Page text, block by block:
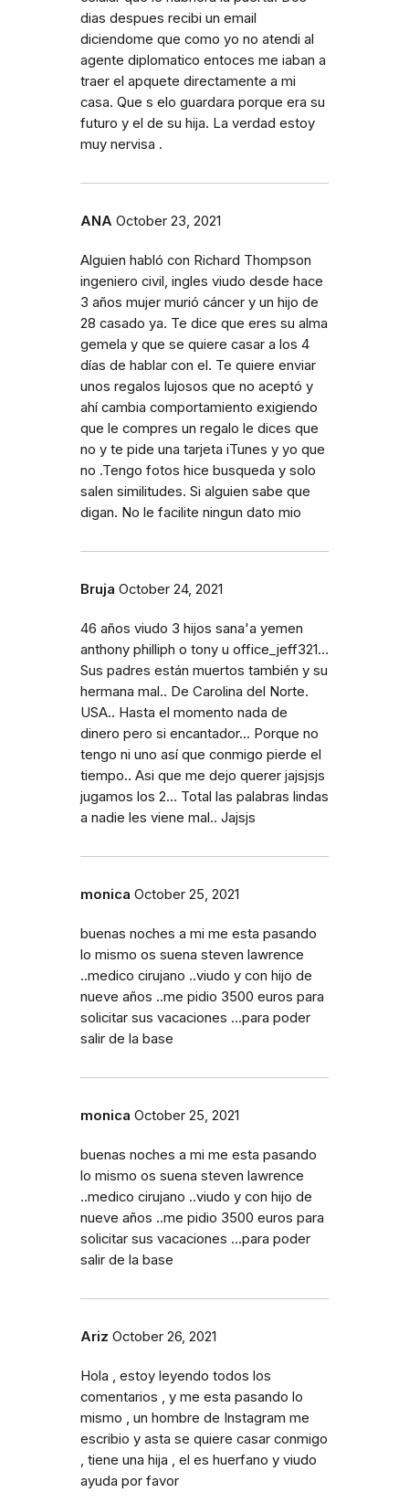
dias despues recibi un email
diciendome que como yo no atendi al
agente diplomatico entoces me iaban a
traer el apquete directamente a mi
casa. Que s elo guardara porque era su
futuro y el de su hija. La verdad estoy
muy nervisa .
ANA October 23, 2021
Alguien habló con Richard Thompson
ingeniero civil, ingles viudo desde hace
3 años mujer murió cáncer y un hijo de
28 casado ya. Te dice que eres su alma
gemela y que se quiere casar a los 4
días de hablar con el. Te quiere enviar
unos regalos lujosos que no aceptó y
ahí cambia comportamiento exigiendo
que le compres un regalo le dices que
no y te pide una tarjeta iTunes y yo que
no .Tengo fotos hice busqueda y solo
salen similitudes. Si alguien sabe que
digan. No le facilite ningun dato mio
Bruja October 24, 2021
46 años viudo 3 hijos sana'a yemen
anthony philliph o tony u office_jeff321...
Sus padres están muertos también y su
hermana mal.. De Carolina del Norte.
USA.. Hasta el momento nada de
dinero pero si encantador... Porque no
tengo ni uno así que conmigo pierde el
tiempo.. Asi que me dejo querer jajsjsjs
jugamos los 2... Total las palabras lindas
a nadie les viene mal.. Jajsjs
monica October 25, 2021
buenas noches a mi me esta pasando
lo mismo os suena steven lawrence
..medico cirujano ..viudo y con hijo de
nueve años ..me pidio 3500 euros para
solicitar sus vacaciones ...para poder
salir de la base
monica October 25, 2021
buenas noches a mi me esta pasando
lo mismo os suena steven lawrence
..medico cirujano ..viudo y con hijo de
nueve años ..me pidio 3500 euros para
solicitar sus vacaciones ...para poder
salir de la base
Ariz October 26, 2021
Hola , estoy leyendo todos los
comentarios , y me esta pasando lo
mismo , un hombre de Instagram me
escribio y asta se quiere casar conmigo
, tiene una hija , el es huerfano y viudo
ayuda por favor